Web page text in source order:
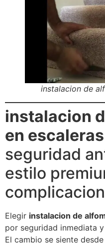
instalacion de
instalacion
en escaleras
seguridad
estilo
Elegir instalacion de
por seguridad inmediata
El cambio se siente